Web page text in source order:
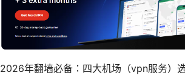
2026年翻墙必备：四大机场（vpn服务）